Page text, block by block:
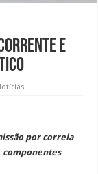
e
por correia
componentes